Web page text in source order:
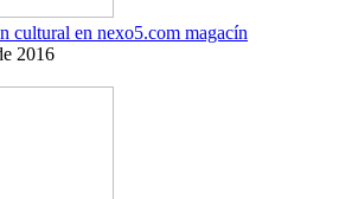
cultural en nexo5.com magacín
2016